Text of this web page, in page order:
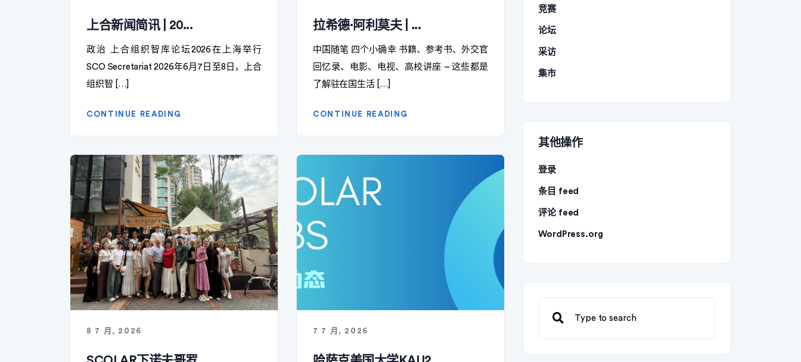
上合新闻简讯 | 20...
政治 上合组织智库论坛2026在上海举行
SCO Secretariat 2026年6月7日至8日，上合
组织智 […]
CONTINUE READING
拉希德·阿利莫夫 | ...
中国随笔 四个小确幸 书籍、参考书、外交官
回忆录、电影、电视、高校讲座 – 这些都是
了解驻在国生活 […]
CONTINUE READING
8 7 月, 2026 7 7 月, 2026
竞赛
论坛
采访
集市
其他操作
登录
条目 feed
评论 feed
WordPress.org